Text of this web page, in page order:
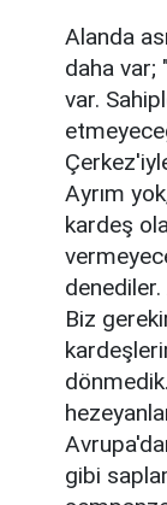
Alanda
daha var;
var.
Ayrım
kardeş
Biz
gibi